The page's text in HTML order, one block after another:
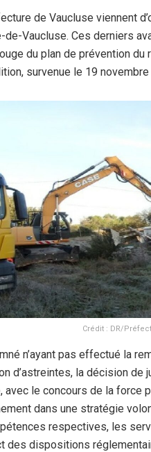
A
p
p
de Vaucluse viennent
de-Vaucluse. Ces derniers
du plan de prévention
survenue le 19
Crédit : DR/
n’ayant pas effectué la
d’astreintes, la décision de
le concours de la force
dans une stratégie
respectives, les
des dispositions